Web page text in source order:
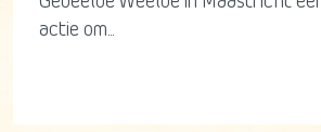
actie om...